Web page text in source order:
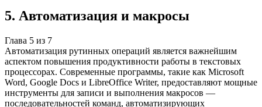
5. Автоматизация и макросы
Глава 5 из 7
Автоматизация рутинных операций является важнейшим
аспектом повышения продуктивности работы в текстовых
процессорах. Современные программы, такие как Microsoft
Word, Google Docs и LibreOffice Writer, предоставляют мощные
инструменты для записи и выполнения макросов —
последовательностей команд, автоматизирующих